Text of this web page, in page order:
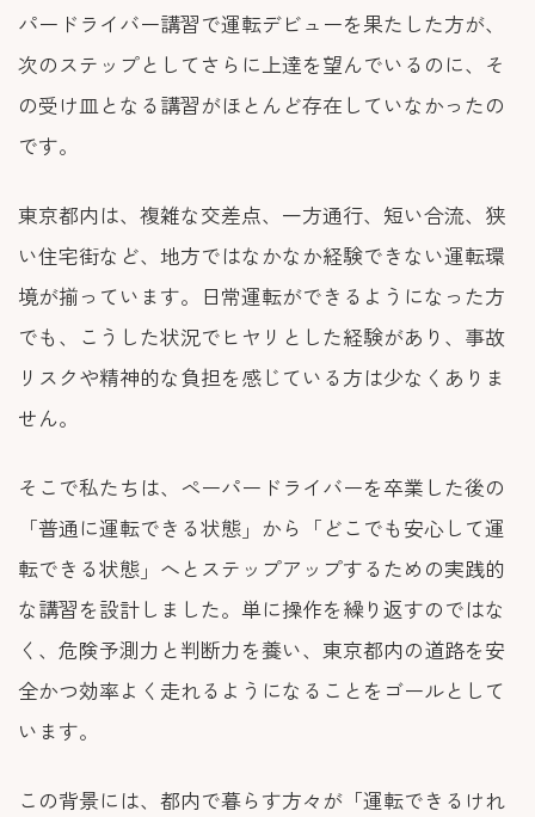
パードライバー講習で運転デビューを果たした方が、
次のステップとしてさらに上達を望んでいるのに、そ
の受け皿となる講習がほとんど存在していなかったの
です。
東京都内は、複雑な交差点、一方通行、短い合流、狭
い住宅街など、地方ではなかなか経験できない運転環
境が揃っています。日常運転ができるようになった方
でも、こうした状況でヒヤリとした経験があり、事故
リスクや精神的な負担を感じている方は少なくありま
せん。
そこで私たちは、ペーパードライバーを卒業した後の
「普通に運転できる状態」から「どこでも安心して運
転できる状態」へとステップアップするための実践的
な講習を設計しました。単に操作を繰り返すのではな
く、危険予測力と判断力を養い、東京都内の道路を安
全かつ効率よく走れるようになることをゴールとして
います。
この背景には、都内で暮らす方々が「運転できるけれ